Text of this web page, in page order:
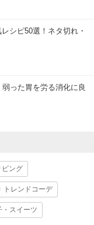
シピ50選！ネタ切れ・
った胃を労る消化に良
ビング
トレンドコーデ
・スイーツ